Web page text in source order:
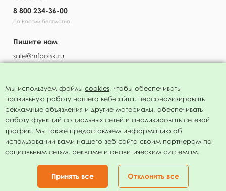
8 800 234-36-00
По России бесплатно
Пишите нам
sale@mfpoisk.ru
УЗНАВАЙТЕ ПЕРВЫМИ О НОВОСТЯХ
Нажимая на кнопку я соглашаюсь с
политикой конфиденциальности
Мы используем файлы cookies, чтобы обеспечивать
правильную работу нашего веб-сайта, персонализировать
рекламные объявления и другие материалы, обеспечивать
работу функций социальных сетей и анализировать сетевой
трафик. Мы также предоставляем информацию об
использовании вами нашего веб-сайта своим партнерам по
социальным сетям, рекламе и аналитическим системам.
Принять все Отклонить все